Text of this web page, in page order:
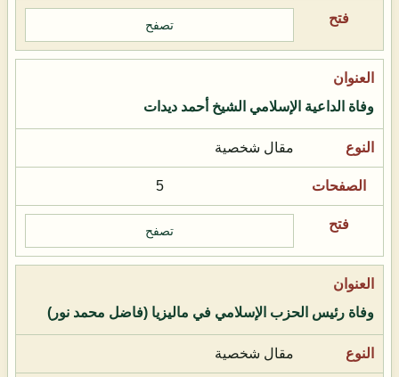
تصفح
وفاة الداعية الإسلامي الشيخ أحمد ديدات
مقال شخصية
5
تصفح
وفاة رئيس الحزب الإسلامي في ماليزيا (فاضل محمد نور)
مقال شخصية